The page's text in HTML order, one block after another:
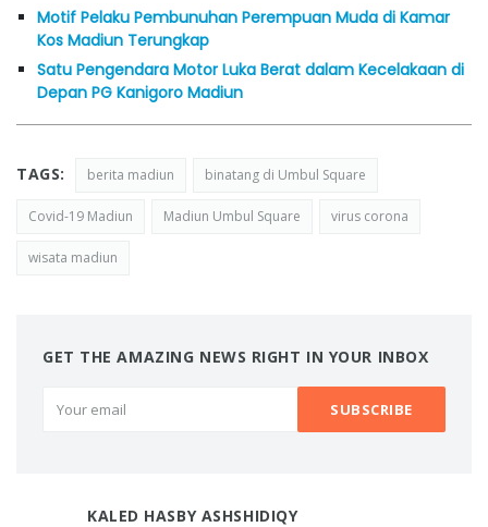
Motif Pelaku Pembunuhan Perempuan Muda di Kamar
Kos Madiun Terungkap
Satu Pengendara Motor Luka Berat dalam Kecelakaan di
Depan PG Kanigoro Madiun
TAGS: berita madiun binatang di Umbul Square
Covid-19 Madiun Madiun Umbul Square virus corona
wisata madiun
GET THE AMAZING NEWS RIGHT IN YOUR INBOX
KALED HASBY ASHSHIDIQY